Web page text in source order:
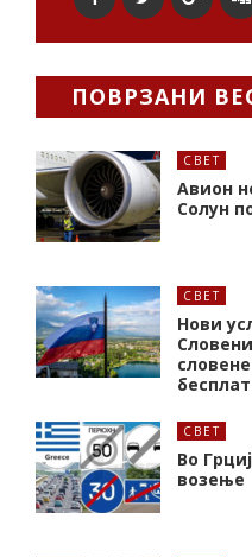
ПОВРЗАНИ
СВЕТ
Авион
Солун
СВЕТ
Нови
СВЕТ
Во
возење